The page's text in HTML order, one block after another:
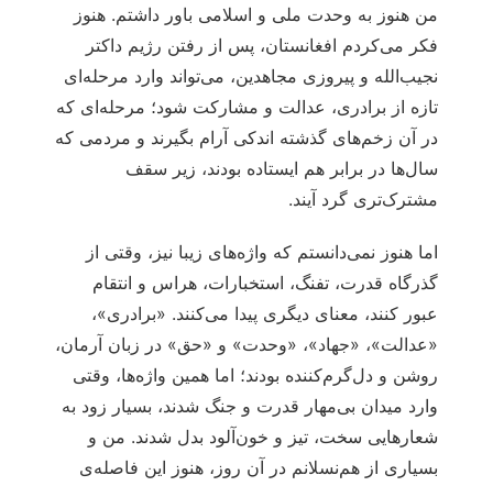
من هنوز به وحدت ملی و اسلامی باور داشتم. هنوز
فکر می‌کردم افغانستان، پس از رفتن رژیم داکتر
نجیب‌الله و پیروزی مجاهدین، می‌تواند وارد مرحله‌ای
تازه از برادری، عدالت و مشارکت شود؛ مرحله‌ای که
در آن زخم‌های گذشته اندکی آرام بگیرند و مردمی که
سال‌ها در برابر هم ایستاده بودند، زیر سقف
مشترک‌تری گرد آیند.
اما هنوز نمی‌دانستم که واژه‌های زیبا نیز، وقتی از
گذرگاه قدرت، تفنگ، استخبارات، هراس و انتقام
عبور کنند، معنای دیگری پیدا می‌کنند. «برادری»،
«عدالت»، «جهاد»، «وحدت» و «حق» در زبان آرمان،
روشن و دل‌گرم‌کننده بودند؛ اما همین واژه‌ها، وقتی
وارد میدان بی‌مهار قدرت و جنگ شدند، بسیار زود به
شعارهایی سخت، تیز و خون‌آلود بدل شدند. من و
بسیاری از هم‌نسلانم در آن روز، هنوز این فاصله‌ی